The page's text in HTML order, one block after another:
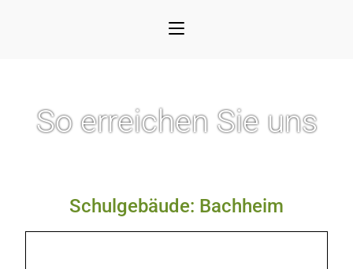
So erreichen Sie uns
Schulgebäude: Bachheim